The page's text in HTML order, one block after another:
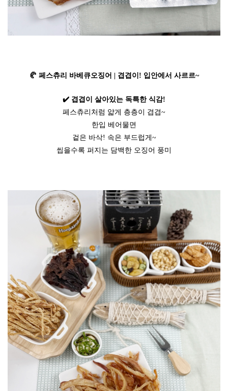
🥐 페스츄리 바베큐오징어 | 겹겹이! 입안에서 사르르~
✔️ 겹겹이 살아있는 독특한 식감!
페스츄리처럼 얇게 층층이 겹겹~
한입 베어물면
겉은 바삭! 속은 부드럽게~
씹을수록 퍼지는 담백한 오징어 풍미